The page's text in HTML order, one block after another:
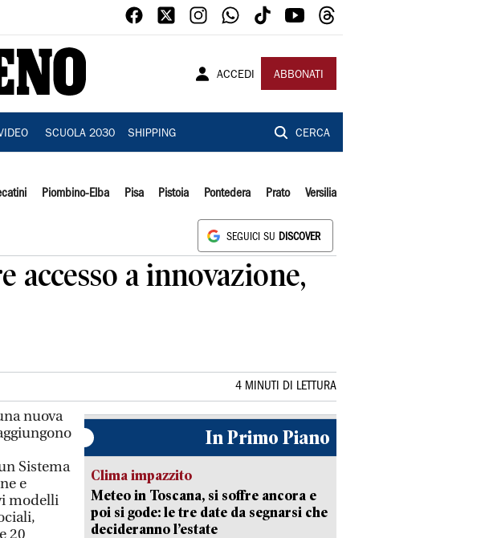
ACCEDI ABBONATI
SCUOLA 2030 SHIPPING CERCA
Piombino-Elba Pisa Pistoia Pontedera Prato Versilia
SEGUICI SU DISCOVER
a innovazione,
4 MINUTI DI LETTURA
nuova
Sistema
e
modelli
20
In Primo Piano
Clima impazzito
Meteo in Toscana, si soffre ancora e
poi si gode: le tre date da segnarsi che
decideranno l’estate